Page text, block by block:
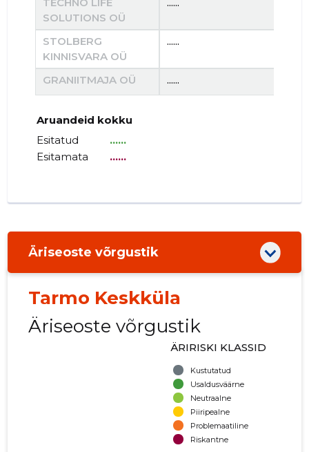
TECHNO LIFE
SOLUTIONS OÜ
......
STOLBERG
KINNISVARA OÜ
......
GRANIITMAJA OÜ ......
Aruandeid kokku
Esitatud
......
Esitamata
......
Äriseoste võrgustik
Tarmo Keskküla
Äriseoste võrgustik
ÄRIRISKI KLASSID
Kustutatud
Usaldusväärne
Neutraalne
Piiripealne
Problemaatiline
Riskantne